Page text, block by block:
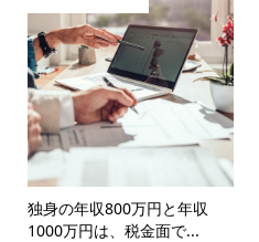
独身の年収800万円と年収
1000万円は、税金面で...